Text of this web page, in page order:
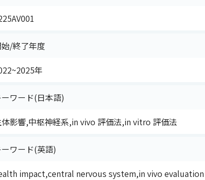
/終了年度
年
ーワード(日本語)
体影響,中枢神経系,in vivo 評価法,in vitro 評価法
ーワード(英語)
impact,central nervous system,in vivo